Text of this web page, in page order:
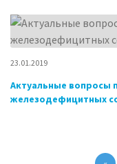
23.01.2019
Актуальные вопросы
железодефицитных